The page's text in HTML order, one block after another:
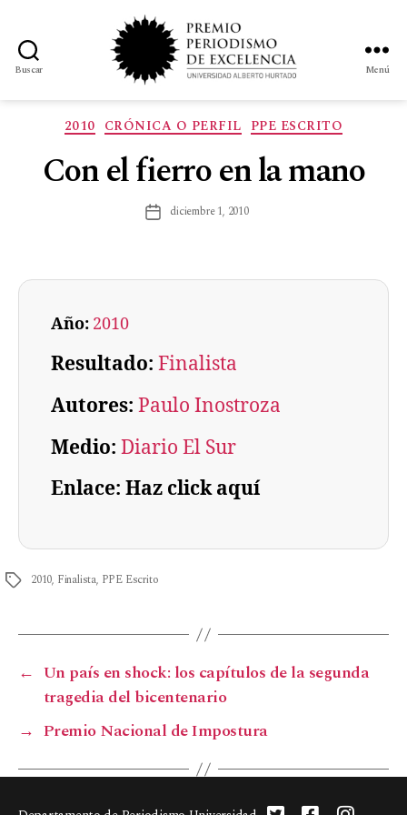
Buscar Menú
2010 CRÓNICA O PERFIL PPE ESCRITO
Con el fierro en la mano
diciembre 1, 2010
Año: 2010
Resultado: Finalista
Autores: Paulo Inostroza
Medio: Diario El Sur
Enlace: Haz click aquí
2010, Finalista, PPE Escrito
← Un país en shock: los capítulos de la segunda
tragedia del bicentenario
→ Premio Nacional de Impostura